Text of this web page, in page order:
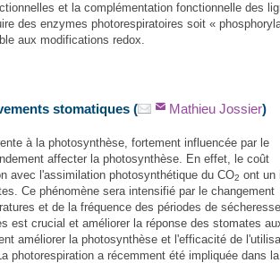
et la complémentation fonctionnelle des
des enzymes photorespiratoires soit «
aux modifications redox.
stomatiques ( Mathieu Jossier)
à la photosynthèse, fortement influencée par le
affecter la photosynthèse. En effet, le coût
avec l'assimilation photosynthétique du CO2 ont un
Ce phénomène sera intensifié par le changement
et de la fréquence des périodes de
est crucial et améliorer la réponse des stomates
améliorer la photosynthèse et l'efficacité de
photorespiration a récemment été impliquée dans la